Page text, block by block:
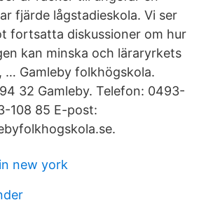
fjärde lågstadieskola. Vi ser
fortsatta diskussioner om hur
kan minska och läraryrkets
Gamleby folkhögskola.
32 Gamleby. Telefon: 0493-
108 85 E-post:
new york